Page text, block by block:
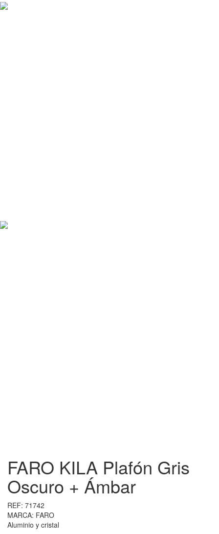
FARO KILA Plafón Gris
Oscuro + Ámbar
REF: 71742
MARCA: FARO
Aluminio y cristal